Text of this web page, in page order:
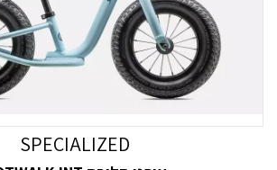
SPECIALIZED